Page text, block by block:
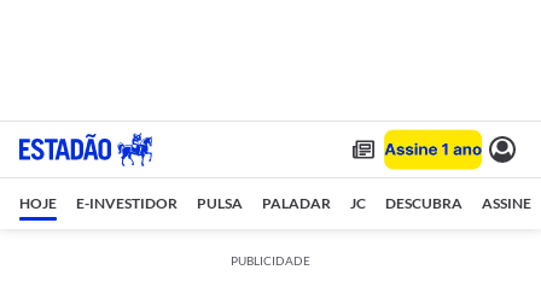
HOJE E-INVESTIDOR PULSA PALADAR JC DESCUBRA ASSINE
PUBLICIDADE